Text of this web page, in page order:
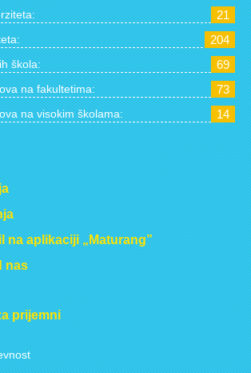
21
204
škola: 69
na fakultetima: 73
na visokim školama: 14
na aplikaciji „Maturang”
nas
prijemni